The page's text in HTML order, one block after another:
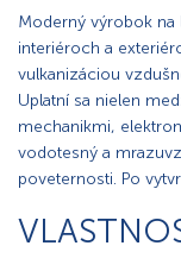
Moderný výrobok
interiéroch a
vulkanizáciou
Uplatní sa nielen
mechanikmi,
vodotesný a
poveternosti. Po